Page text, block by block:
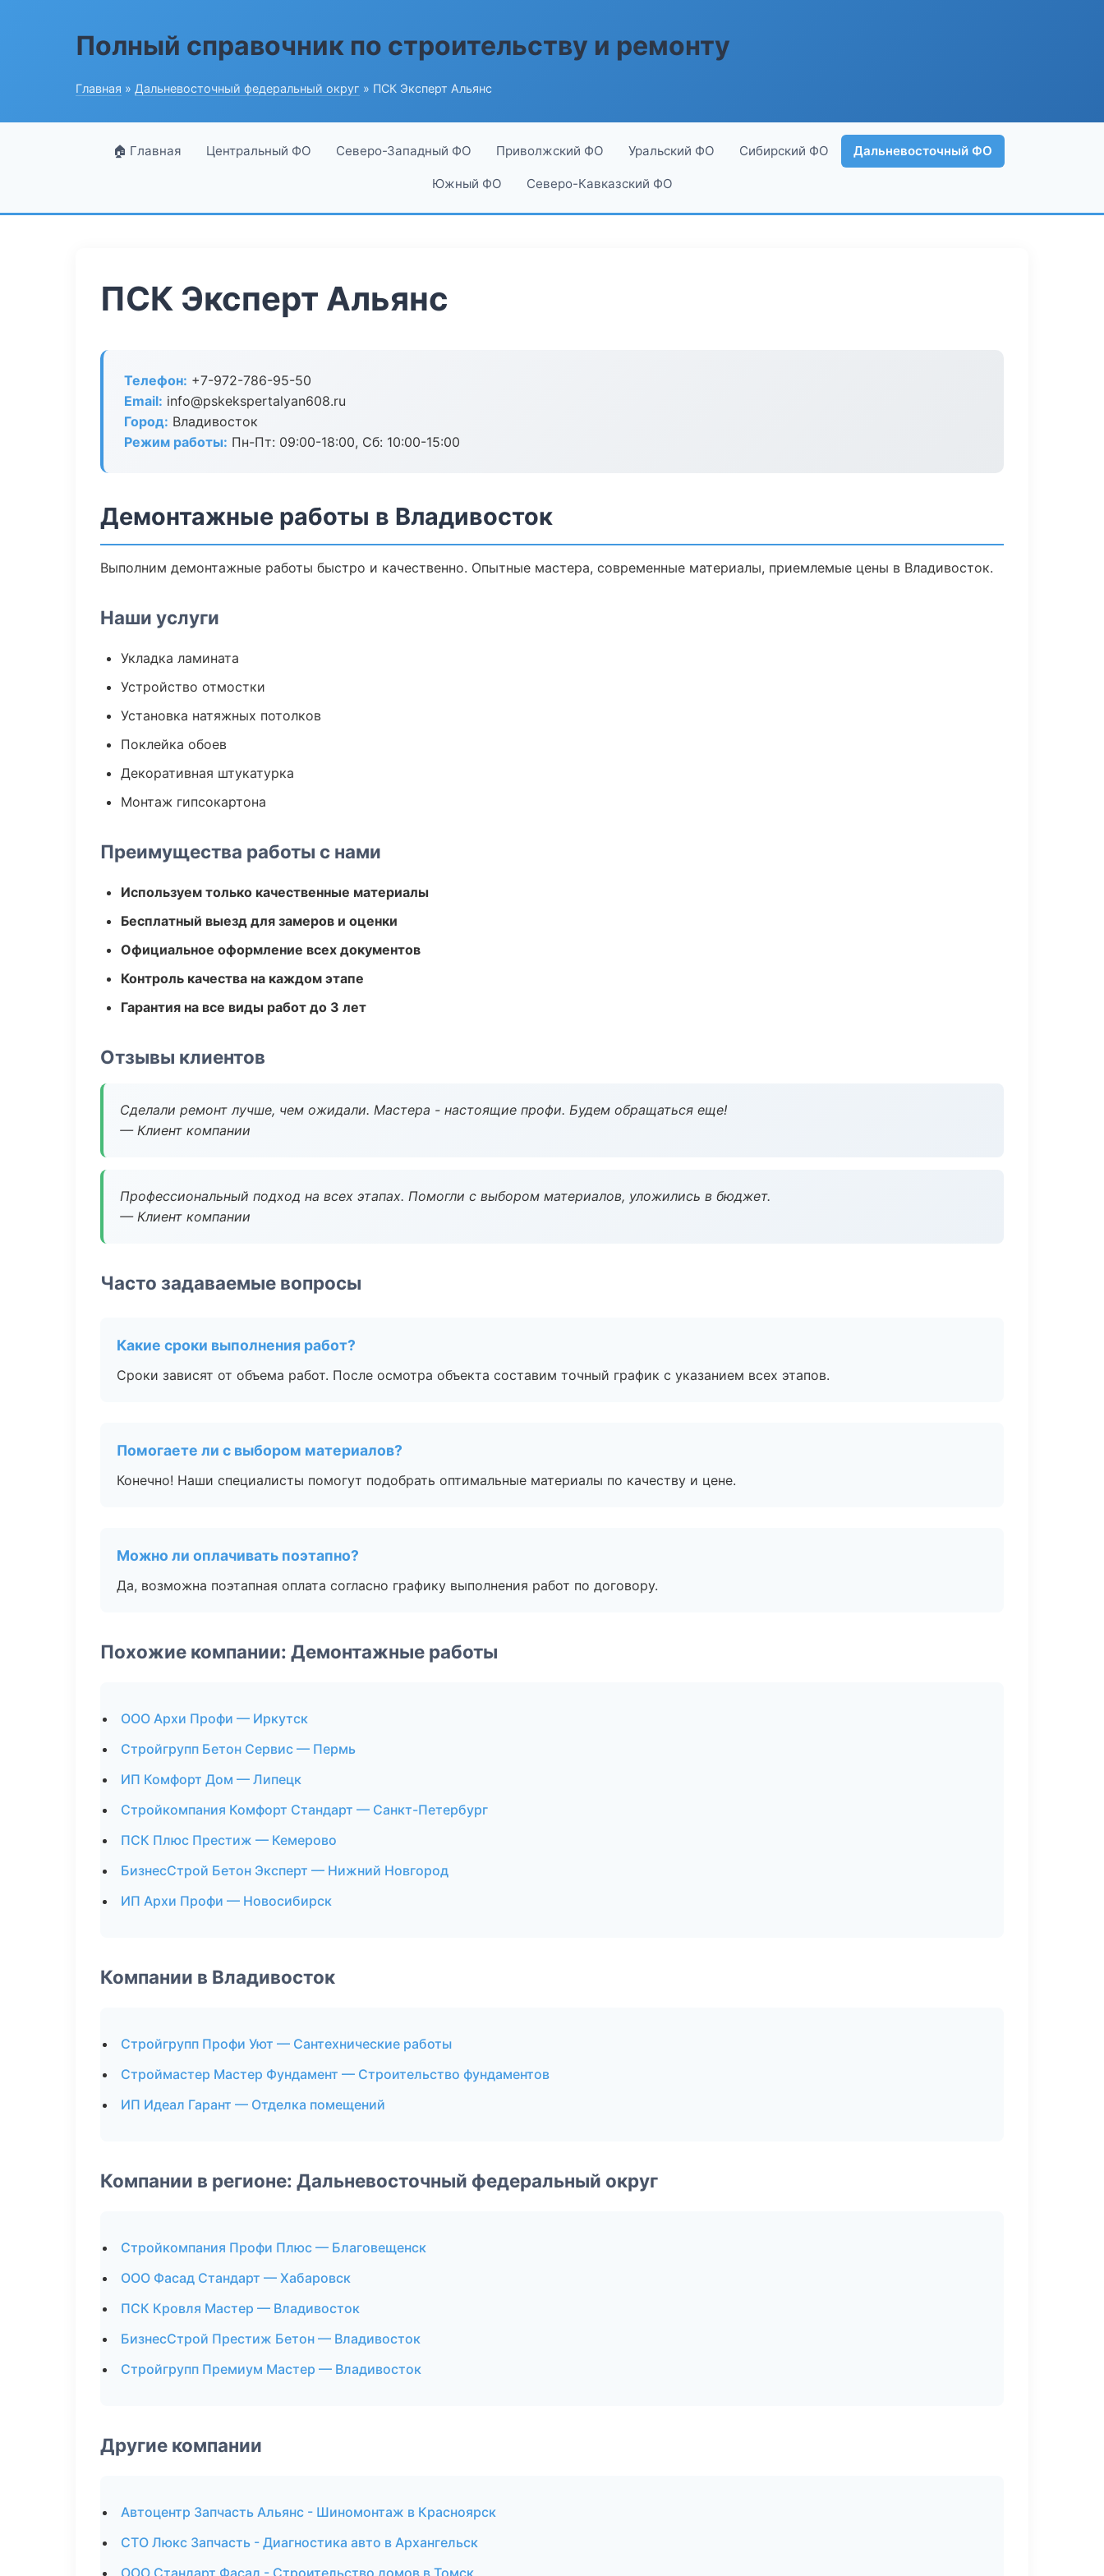
Полный справочник по строительству и ремонту
Главная » Дальневосточный федеральный округ » ПСК Эксперт Альянс
🏠 Главная Центральный ФО Северо-Западный ФО Приволжский ФО Уральский ФО Сибирский ФО Дальневосточный ФО
Южный ФО Северо-Кавказский ФО
ПСК Эксперт Альянс
Телефон: +7-972-786-95-50
Email: info@pskekspertalyan608.ru
Город: Владивосток
Режим работы: Пн-Пт: 09:00-18:00, Сб: 10:00-15:00
Демонтажные работы в Владивосток
Выполним демонтажные работы быстро и качественно. Опытные мастера, современные материалы, приемлемые цены в Владивосток.
Наши услуги
Укладка ламината
Устройство отмостки
Установка натяжных потолков
Поклейка обоев
Декоративная штукатурка
Монтаж гипсокартона
Преимущества работы с нами
Используем только качественные материалы
Бесплатный выезд для замеров и оценки
Официальное оформление всех документов
Контроль качества на каждом этапе
Гарантия на все виды работ до 3 лет
Отзывы клиентов
Сделали ремонт лучше, чем ожидали. Мастера - настоящие профи. Будем обращаться еще!
— Клиент компании
Профессиональный подход на всех этапах. Помогли с выбором материалов, уложились в бюджет.
— Клиент компании
Часто задаваемые вопросы
Какие сроки выполнения работ?
Сроки зависят от объема работ. После осмотра объекта составим точный график с указанием всех этапов.
Помогаете ли с выбором материалов?
Конечно! Наши специалисты помогут подобрать оптимальные материалы по качеству и цене.
Можно ли оплачивать поэтапно?
Да, возможна поэтапная оплата согласно графику выполнения работ по договору.
Похожие компании: Демонтажные работы
ООО Архи Профи — Иркутск
Стройгрупп Бетон Сервис — Пермь
ИП Комфорт Дом — Липецк
Стройкомпания Комфорт Стандарт — Санкт-Петербург
ПСК Плюс Престиж — Кемерово
БизнесСтрой Бетон Эксперт — Нижний Новгород
ИП Архи Профи — Новосибирск
Компании в Владивосток
Стройгрупп Профи Уют — Сантехнические работы
Строймастер Мастер Фундамент — Строительство фундаментов
ИП Идеал Гарант — Отделка помещений
Компании в регионе: Дальневосточный федеральный округ
Стройкомпания Профи Плюс — Благовещенск
ООО Фасад Стандарт — Хабаровск
ПСК Кровля Мастер — Владивосток
БизнесСтрой Престиж Бетон — Владивосток
Стройгрупп Премиум Мастер — Владивосток
Другие компании
Автоцентр Запчасть Альянс - Шиномонтаж в Красноярск
СТО Люкс Запчасть - Диагностика авто в Архангельск
ООО Стандарт Фасад - Строительство домов в Томск